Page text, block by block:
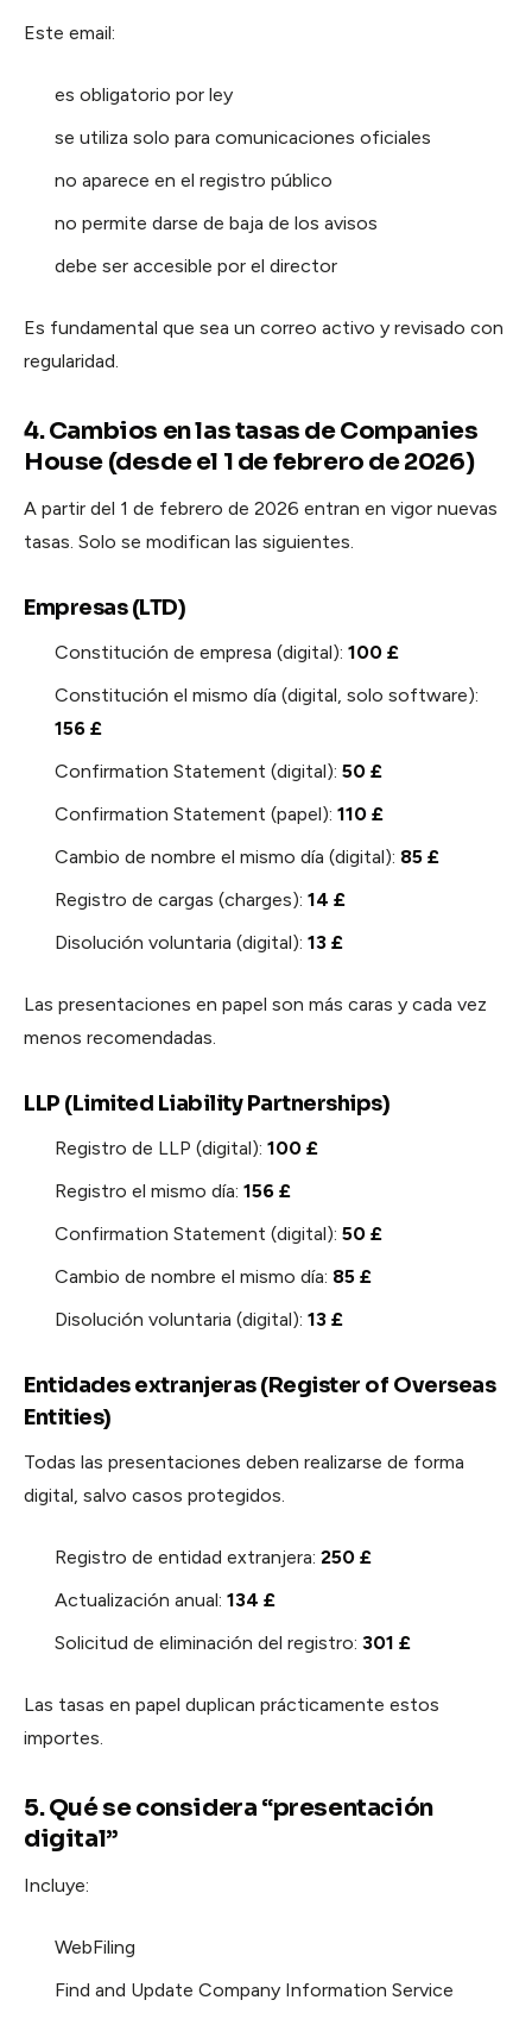
Este email:
es obligatorio por ley
se utiliza solo para comunicaciones oficiales
no aparece en el registro público
no permite darse de baja de los avisos
debe ser accesible por el director
Es fundamental que sea un correo activo y revisado con
regularidad.
4. Cambios en las tasas de Companies
House (desde el 1 de febrero de 2026)
A partir del 1 de febrero de 2026 entran en vigor nuevas
tasas. Solo se modifican las siguientes.
Empresas (LTD)
Constitución de empresa (digital): 100 £
Constitución el mismo día (digital, solo software):
156 £
Confirmation Statement (digital): 50 £
Confirmation Statement (papel): 110 £
Cambio de nombre el mismo día (digital): 85 £
Registro de cargas (charges): 14 £
Disolución voluntaria (digital): 13 £
Las presentaciones en papel son más caras y cada vez
menos recomendadas.
LLP (Limited Liability Partnerships)
Registro de LLP (digital): 100 £
Registro el mismo día: 156 £
Confirmation Statement (digital): 50 £
Cambio de nombre el mismo día: 85 £
Disolución voluntaria (digital): 13 £
Entidades extranjeras (Register of Overseas
Entities)
Todas las presentaciones deben realizarse de forma
digital, salvo casos protegidos.
Registro de entidad extranjera: 250 £
Actualización anual: 134 £
Solicitud de eliminación del registro: 301 £
Las tasas en papel duplican prácticamente estos
importes.
5. Qué se considera “presentación
digital”
Incluye:
WebFiling
Find and Update Company Information Service